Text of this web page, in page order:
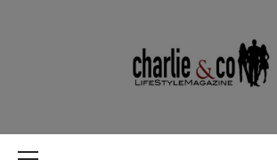
MAGAZINE DE GASTRONOMÍA,